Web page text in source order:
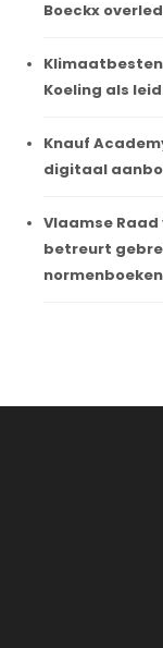
Boeckx
Koeling als
Knauf
digitaal
Vlaamse
betreurt